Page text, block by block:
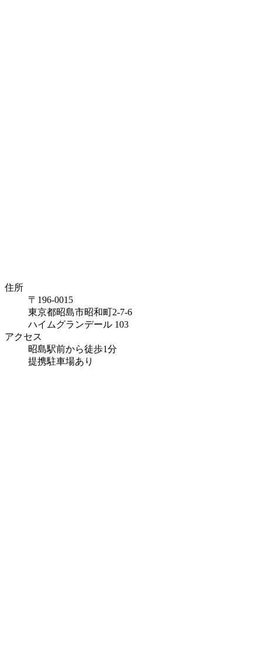
住所
〒196-0015
東京都昭島市昭和町2-7-6
ハイムグランデール 103
アクセス
昭島駅前から徒歩1分
提携駐車場あり